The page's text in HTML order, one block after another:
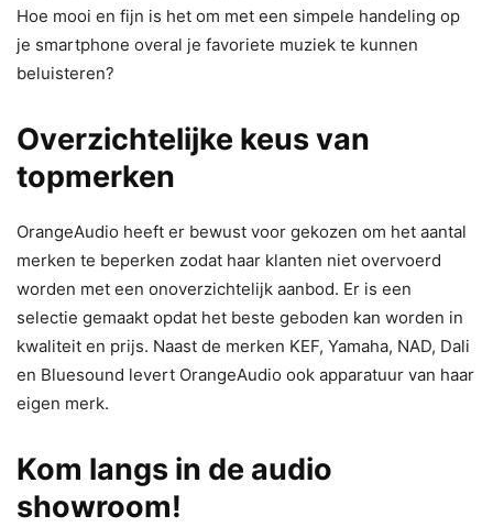
Hoe mooi en fijn is het om met een simpele handeling op
je smartphone overal je favoriete muziek te kunnen
beluisteren?
Overzichtelijke keus van
topmerken
OrangeAudio heeft er bewust voor gekozen om het aantal
merken te beperken zodat haar klanten niet overvoerd
worden met een onoverzichtelijk aanbod. Er is een
selectie gemaakt opdat het beste geboden kan worden in
kwaliteit en prijs. Naast de merken KEF, Yamaha, NAD, Dali
en Bluesound levert OrangeAudio ook apparatuur van haar
eigen merk.
Kom langs in de audio
showroom!